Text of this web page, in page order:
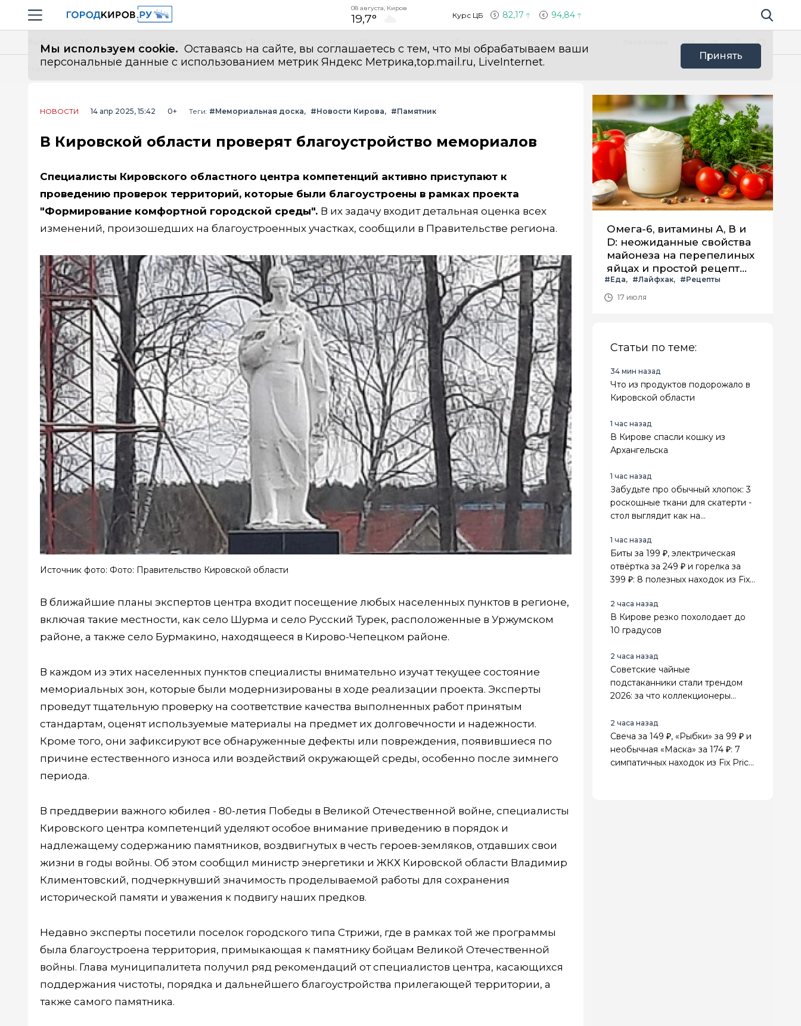
Навигация сайта
08 августа, Киров
19,7° Курс ЦБ 82,17 94,84 Поиск по
Мы используем cookie. Оставаясь на сайте, вы соглашаетесь с тем, что мы обрабатываем ваши
персональные данные с использованием метрик Яндекс Метрика,top.mail.ru, LiveInternet.
Принять
Все новости
Главная Лента новостей
НОВОСТИ 14 апр 2025, 15:42 0+ Теги: #Мемориальная доска #Новости Кирова #Памятник
В Кировской области проверят благоустройство мемориалов
Специалисты Кировского областного центра компетенций активно приступают к
проведению проверок территорий, которые были благоустроены в рамках проекта
"Формирование комфортной городской среды". В их задачу входит детальная оценка всех
изменений, произошедших на благоустроенных участках, сообщили в Правительстве региона.
Источник фото: Фото: Правительство Кировской области
В ближайшие планы экспертов центра входит посещение любых населенных пунктов в регионе,
включая такие местности, как село Шурма и село Русский Турек, расположенные в Уржумском
районе, а также село Бурмакино, находящееся в Кирово-Чепецком районе.
В каждом из этих населенных пунктов специалисты внимательно изучат текущее состояние
мемориальных зон, которые были модернизированы в ходе реализации проекта. Эксперты
проведут тщательную проверку на соответствие качества выполненных работ принятым
стандартам, оценят используемые материалы на предмет их долговечности и надежности.
Кроме того, они зафиксируют все обнаруженные дефекты или повреждения, появившиеся по
причине естественного износа или воздействий окружающей среды, особенно после зимнего
периода.
В преддверии важного юбилея - 80-летия Победы в Великой Отечественной войне, специалисты
Кировского центра компетенций уделяют особое внимание приведению в порядок и
надлежащему содержанию памятников, воздвигнутых в честь героев-земляков, отдавших свои
жизни в годы войны. Об этом сообщил министр энергетики и ЖКХ Кировской области Владимир
Климентовский, подчеркнувший значимость проделываемой работы для сохранения
исторической памяти и уважения к подвигу наших предков.
Недавно эксперты посетили поселок городского типа Стрижи, где в рамках той же программы
была благоустроена территория, примыкающая к памятнику бойцам Великой Отечественной
войны. Глава муниципалитета получил ряд рекомендаций от специалистов центра, касающихся
поддержания чистоты, порядка и дальнейшего благоустройства прилегающей территории, а
также самого памятника.
Омега-6, витамины А, В и
D: неожиданные свойства
майонеза на перепелиных
яйцах и простой рецепт
летнего салата с ним
#Еда #Лайфхак
#Рецепты
17 июля
Статьи по теме:
34 мин назад
Что из продуктов подорожало в
Кировской области
1 час назад
В Кирове спасли кошку из
Архангельска
1 час назад
Забудьте про обычный хлопок: 3
роскошные ткани для скатерти -
стол выглядит как на
1 час назад
Биты за 199 ₽, электрическая
отвёртка за 249 ₽ и горелка за
399 ₽: 8 полезных находок из Fix
2 часа назад
В Кирове резко похолодает до
10 градусов
2 часа назад
Советские чайные
подстаканники стали трендом
2026: за что коллекционеры
2 часа назад
Свеча за 149 ₽, «Рыбки» за 99 ₽ и
необычная «Маска» за 174 ₽: 7
симпатичных находок из Fix Price